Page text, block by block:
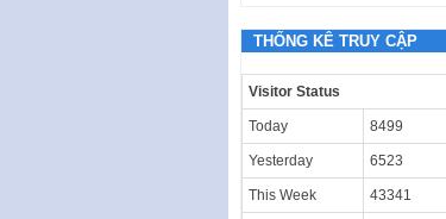
THỐNG KÊ TRUY CẬP
Visitor Status
Today 8499
Yesterday 6523
This Week 43341